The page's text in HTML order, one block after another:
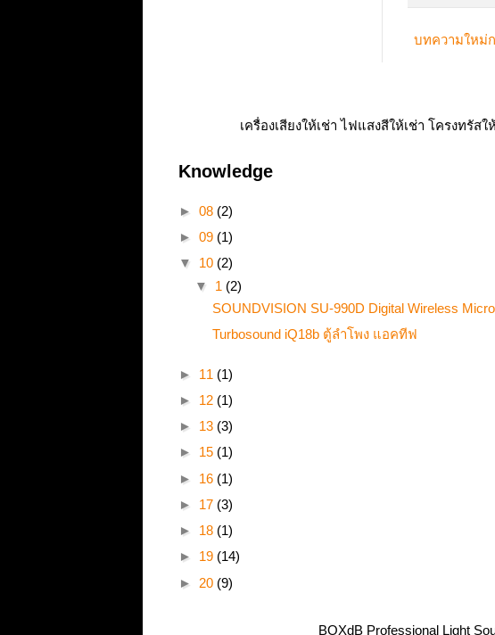
บทความใหม่
เครื่องเสียงให้เช่า ไฟแสงสีให้เช่า โครงทรัส
Knowledge
► 08 (2)
► 09 (1)
▼ 10 (2)
▼ 1 (2)
SOUNDVISION SU-990D Digital Wireless
Turbosound iQ18b ตู้ลำโพง แอคทีฟ
► 11 (1)
► 12 (1)
► 13 (3)
► 15 (1)
► 16 (1)
► 17 (3)
► 18 (1)
► 19 (14)
► 20 (9)
BOXdB Professional Light